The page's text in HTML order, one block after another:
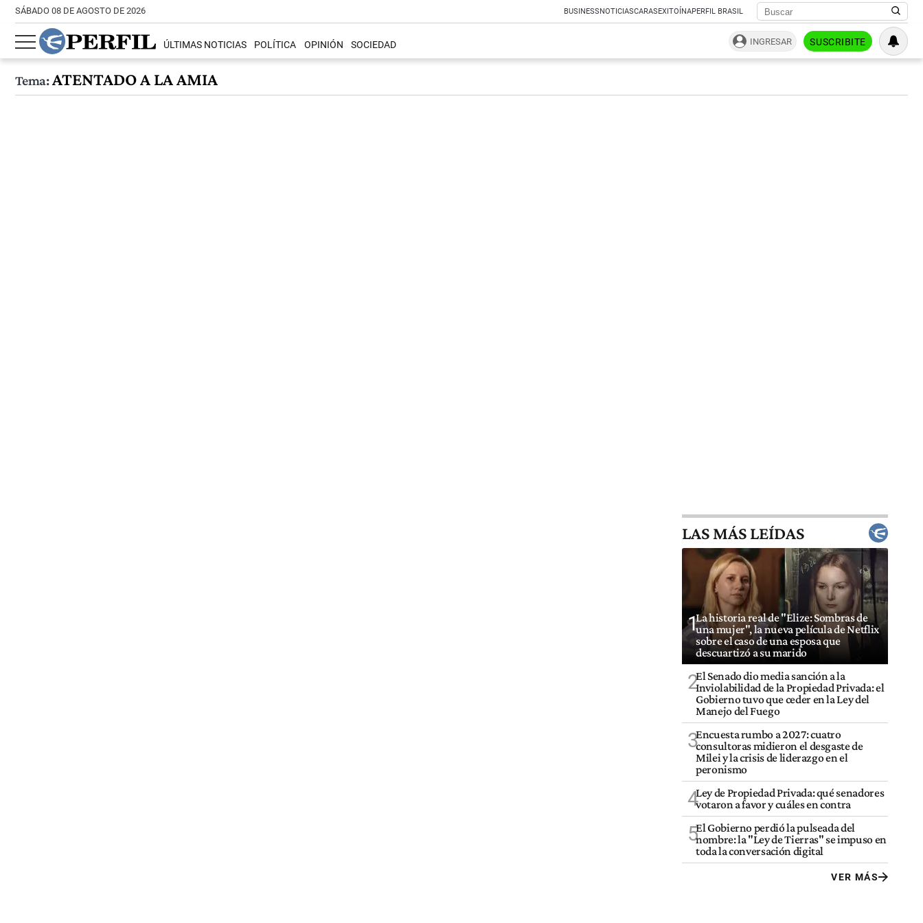
SÁBADO 08 DE AGOSTO DE 2026 BUSINESSNOTICIASCARASEXITOÍNAPERFIL BRASIL
ÚLTIMAS NOTICIAS POLÍTICA OPINIÓN SOCIEDAD INGRESAR SUSCRIBITE
Tema:ATENTADO A LA AMIA
LAS MÁS LEÍDAS
1La historia real de "Elize: Sombras de
una mujer", la nueva película de Netflix
sobre el caso de una esposa que
descuartizó a su marido
2El Senado dio media sanción a la
Inviolabilidad de la Propiedad Privada: el
Gobierno tuvo que ceder en la Ley del
Manejo del Fuego
3Encuesta rumbo a 2027: cuatro
consultoras midieron el desgaste de
Milei y la crisis de liderazgo en el
peronismo
4Ley de Propiedad Privada: qué senadores
votaron a favor y cuáles en contra
5El Gobierno perdió la pulseada del
nombre: la "Ley de Tierras" se impuso en
toda la conversación digital
VER MÁS